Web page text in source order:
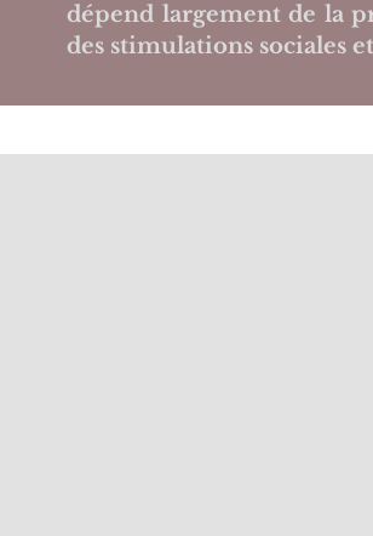
dépend largement de la
des stimulations sociales